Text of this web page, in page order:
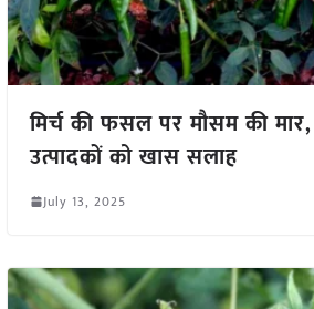
मिर्च की फसल पर मौसम की मार,
उत्पादकों को खास सलाह
July 13, 2025